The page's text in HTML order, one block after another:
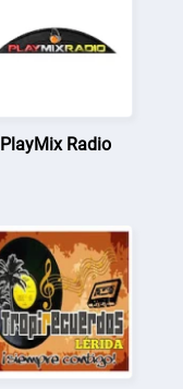
PlayMix Radio